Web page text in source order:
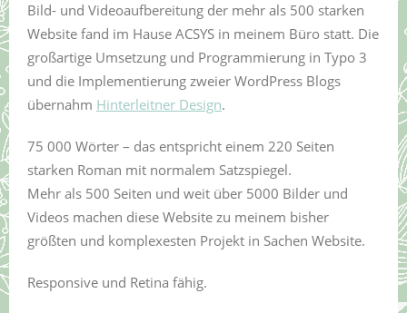
Bild- und Videoaufbereitung der mehr als 500 starken
Website fand im Hause ACSYS in meinem Büro statt. Die
großartige Umsetzung und Programmierung in Typo 3
und die Implementierung zweier WordPress Blogs
übernahm Hinterleitner Design.
75 000 Wörter – das entspricht einem 220 Seiten
starken Roman mit normalem Satzspiegel.
Mehr als 500 Seiten und weit über 5000 Bilder und
Videos machen diese Website zu meinem bisher
größten und komplexesten Projekt in Sachen Website.
Responsive und Retina fähig.